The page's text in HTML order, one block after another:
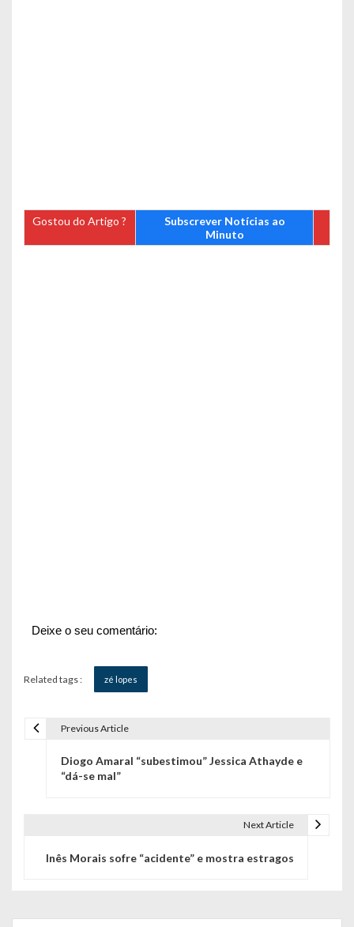
Gostou do Artigo ?
Subscrever Notícias ao
Minuto
Deixe o seu comentário:
Related tags : zé lopes
Previous Article
Diogo Amaral “subestimou” Jessica Athayde e
“dá-se mal”
Next Article
Inês Morais sofre “acidente” e mostra estragos